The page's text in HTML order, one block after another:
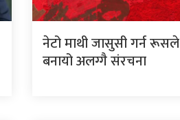
नेटो माथी जासुसी गर्न रूसले
बनायो अलग्गै संरचना